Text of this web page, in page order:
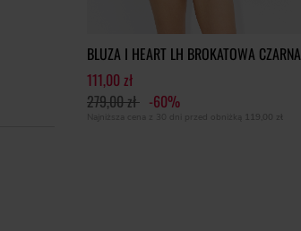
BLUZA I HEART LH BROKATOWA CZARNA
111,00 zł
279,00 zł -60%
Najniższa cena z 30 dni przed obniżką 119,00 zł